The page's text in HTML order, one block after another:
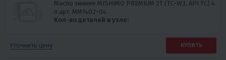
Масло зимнее MISHIMO PREMIUM 2Т (TC-W3, API TC) 4
л арт. MM1402-04
Кол-во деталей в узле:
Уточнить цену КУПИТЬ